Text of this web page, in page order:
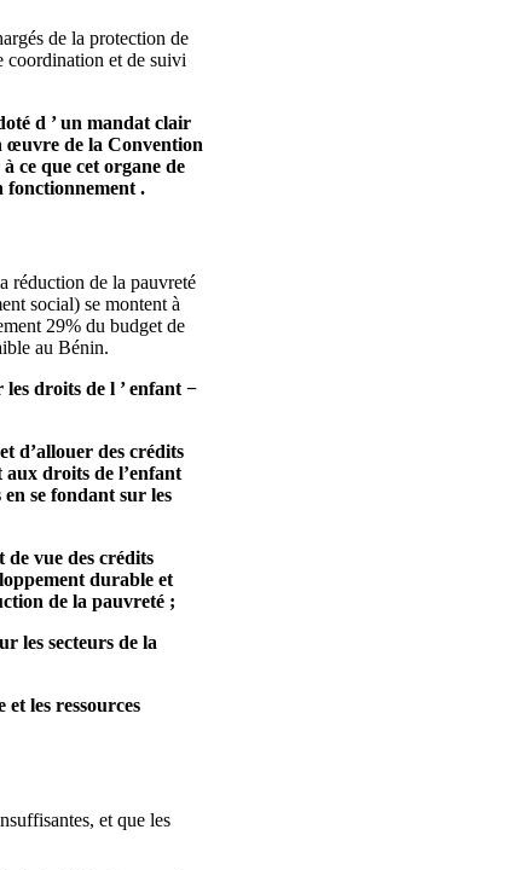
de la protection de
coordination et de suivi
d ’ un mandat clair
œuvre de la Convention
ce que cet organe de
fonctionnement .
réduction de la pauvreté
social) se montent à
29% du budget de
au Bénin.
droits de l ’ enfant −
d’allouer des crédits
droits de l’enfant
se fondant sur les
de vue des crédits
durable et
de la pauvreté ;
les secteurs de la
et les ressources
et que les